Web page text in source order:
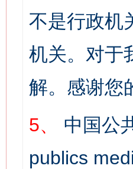
不是行政机
机关。对于
解。感谢您
5、
中国公
publics